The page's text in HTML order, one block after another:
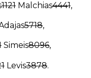
1121 Malchias4441,
5718,
Simeis8096,
Levis3878.